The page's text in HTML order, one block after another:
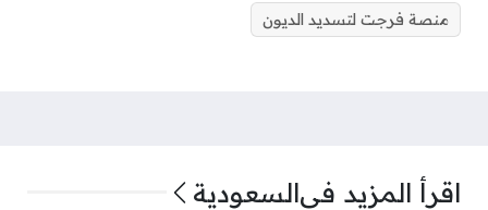
منصة فرجت لتسديد الديون
اقرأ المزيد فيالسعودية